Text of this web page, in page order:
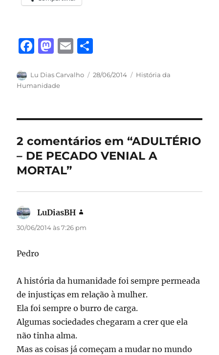
F
c
e
o
o
k
M
st
o
o
n
E
ai a
Autor
Lu Dias Carvalho
Publicado
28/06/2014 Categorias
História da
Humanidade
2 comentários em “ADULTÉRIO
– DE PECADO VENIAL A
MORTAL”
LuDiasBH
30/06/2014 às 7:26 pm
Pedro
A história da humanidade foi sempre permeada
de injustiças em relação à mulher.
Ela foi sempre o burro de carga.
Algumas sociedades chegaram a crer que ela
não tinha alma.
Mas as coisas já começam a mudar no mundo